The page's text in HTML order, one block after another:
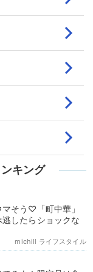
キング
そう♡「町中華」
したらショックな
michill ライフスタイル